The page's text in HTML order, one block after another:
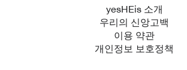
yesHEis 소개
우리의 신앙고백
이용 약관
개인정보 보호정책